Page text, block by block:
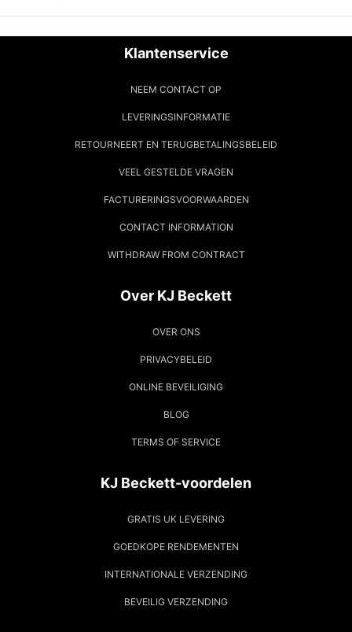
Klantenservice
NEEM CONTACT OP
LEVERINGSINFORMATIE
RETOURNEERT EN TERUGBETALINGSBELEID
VEEL GESTELDE VRAGEN
FACTURERINGSVOORWAARDEN
CONTACT INFORMATION
WITHDRAW FROM CONTRACT
Over KJ Beckett
OVER ONS
PRIVACYBELEID
ONLINE BEVEILIGING
BLOG
TERMS OF SERVICE
KJ Beckett-voordelen
GRATIS UK LEVERING
GOEDKOPE RENDEMENTEN
INTERNATIONALE VERZENDING
BEVEILIG VERZENDING